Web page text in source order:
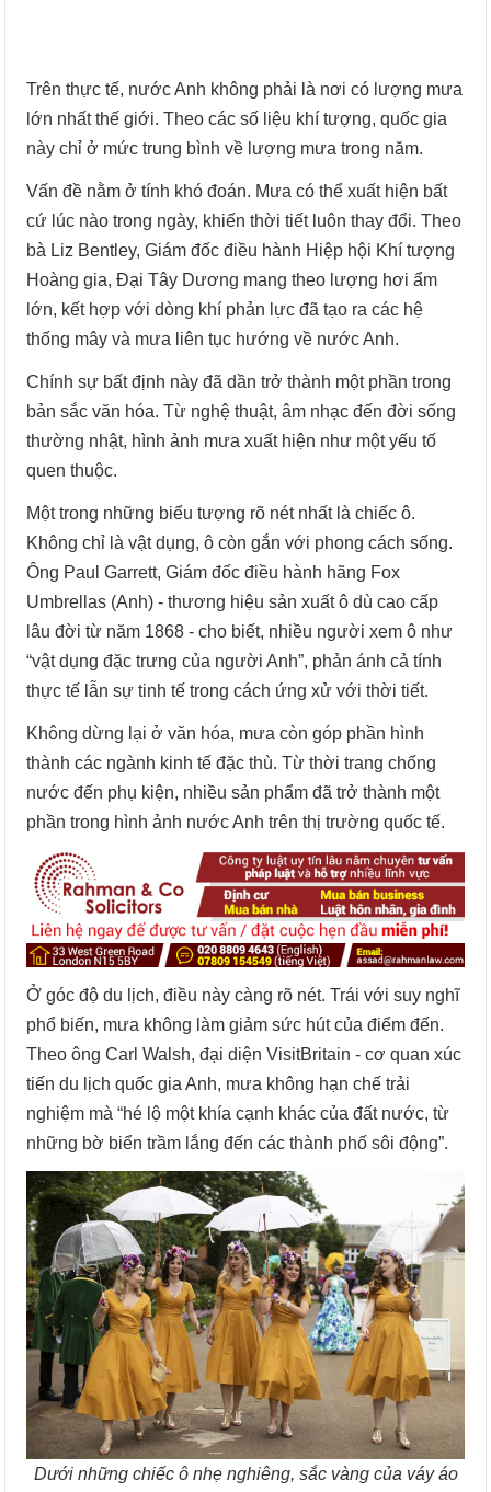
Trên thực tế, nước Anh không phải là nơi có lượng mưa
lớn nhất thế giới. Theo các số liệu khí tượng, quốc gia
này chỉ ở mức trung bình về lượng mưa trong năm.
Vấn đề nằm ở tính khó đoán. Mưa có thể xuất hiện bất
cứ lúc nào trong ngày, khiến thời tiết luôn thay đổi. Theo
bà Liz Bentley, Giám đốc điều hành Hiệp hội Khí tượng
Hoàng gia, Đại Tây Dương mang theo lượng hơi ẩm
lớn, kết hợp với dòng khí phản lực đã tạo ra các hệ
thống mây và mưa liên tục hướng về nước Anh.
Chính sự bất định này đã dần trở thành một phần trong
bản sắc văn hóa. Từ nghệ thuật, âm nhạc đến đời sống
thường nhật, hình ảnh mưa xuất hiện như một yếu tố
quen thuộc.
Một trong những biểu tượng rõ nét nhất là chiếc ô.
Không chỉ là vật dụng, ô còn gắn với phong cách sống.
Ông Paul Garrett, Giám đốc điều hành hãng Fox
Umbrellas (Anh) - thương hiệu sản xuất ô dù cao cấp
lâu đời từ năm 1868 - cho biết, nhiều người xem ô như
“vật dụng đặc trưng của người Anh”, phản ánh cả tính
thực tế lẫn sự tinh tế trong cách ứng xử với thời tiết.
Không dừng lại ở văn hóa, mưa còn góp phần hình
thành các ngành kinh tế đặc thù. Từ thời trang chống
nước đến phụ kiện, nhiều sản phẩm đã trở thành một
phần trong hình ảnh nước Anh trên thị trường quốc tế.
Ở góc độ du lịch, điều này càng rõ nét. Trái với suy nghĩ
phổ biến, mưa không làm giảm sức hút của điểm đến.
Theo ông Carl Walsh, đại diện VisitBritain - cơ quan xúc
tiến du lịch quốc gia Anh, mưa không hạn chế trải
nghiệm mà “hé lộ một khía cạnh khác của đất nước, từ
những bờ biển trầm lắng đến các thành phố sôi động”.
Dưới những chiếc ô nhẹ nghiêng, sắc vàng của váy áo